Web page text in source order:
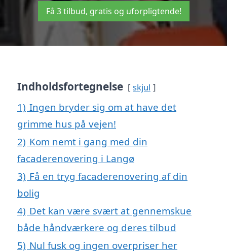
Få 3 tilbud, gratis og uforpligtende!
Indholdsfortegnelse skjul
1) Ingen bryder sig om at have det
grimme hus på vejen!
2) Kom nemt i gang med din
facaderenovering i Langø
3) Få en tryg facaderenovering af din
bolig
4) Det kan være svært at gennemskue
både håndværkere og deres tilbud
5) Nul fusk og ingen overpriser her